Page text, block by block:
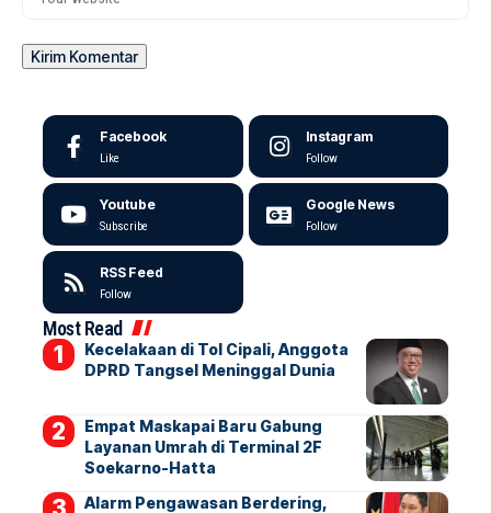
Facebook
Like
Instagram
Follow
Youtube
Subscribe
Google News
Follow
RSS Feed
Follow
Most Read
Kecelakaan di Tol Cipali, Anggota
DPRD Tangsel Meninggal Dunia
Empat Maskapai Baru Gabung
Layanan Umrah di Terminal 2F
Soekarno-Hatta
Alarm Pengawasan Berdering,